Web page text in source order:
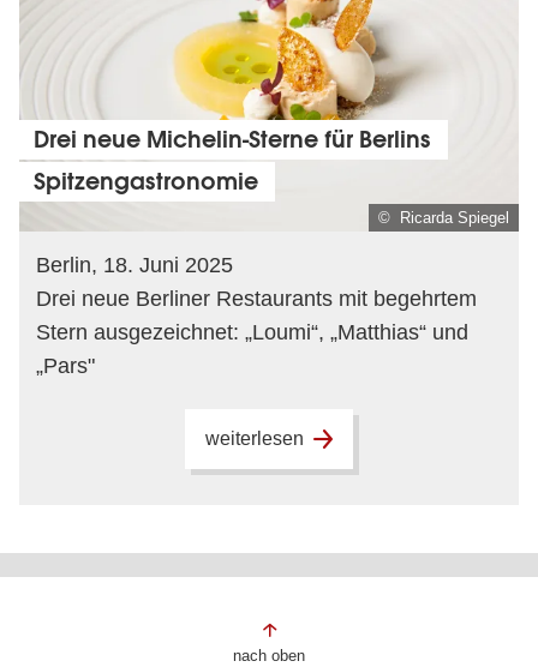
© Ricarda Spiegel
Drei neue Michelin-Sterne für Berlins
Spitzengastronomie
Berlin, 18. Juni 2025
Drei neue Berliner Restaurants mit begehrtem
Stern ausgezeichnet: „Loumi“, „Matthias“ und
„Pars"
weiterlesen
Fußbereich
nach oben